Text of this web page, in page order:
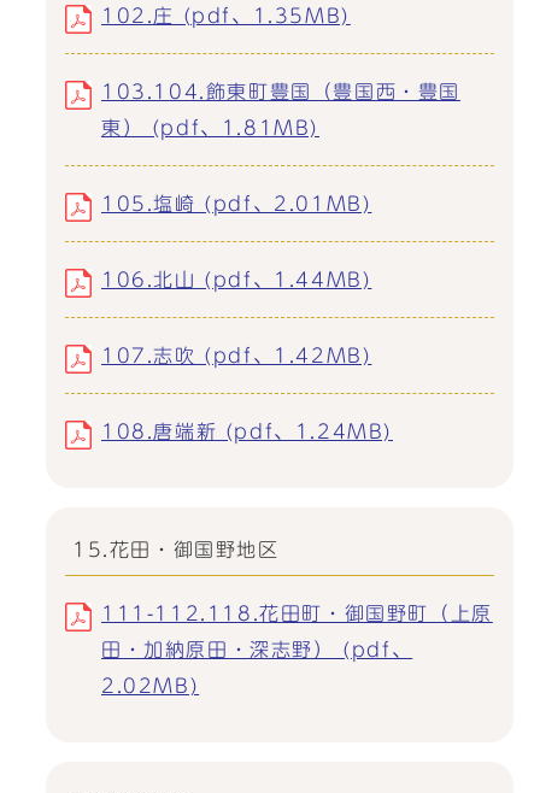
102.庄 (pdf、1.35MB)
103.104.飾東町豊国（豊国西・豊国
東） (pdf、1.81MB)
105.塩崎 (pdf、2.01MB)
106.北山 (pdf、1.44MB)
107.志吹 (pdf、1.42MB)
108.唐端新 (pdf、1.24MB)
15.花田・御国野地区
111-112.118.花田町・御国野町（上原
田・加納原田・深志野） (pdf、
2.02MB)